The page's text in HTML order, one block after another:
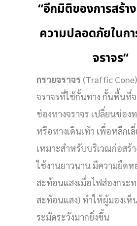
“อีกมิติของการสร้า
ความปลอดภัยในก
จราจร“
กรวยจราจร (Traffic
จราจรที่ใช้กั้นทาง กั้นพื้นที่
ช่องทางจราจร เปลี่ยนช่อง
หรือทางเดินเท้า เพื่อหลีกเ
เหมาะสำหรับบริเวณก่อสร้า
ใช้งานยาวนาน มีความยืดห
สะท้อนแสงเมื่อไฟส่องกระ
สะท้อนแสง) ทำให้ผู้มองเห็
ระมัดระวังมากยิ่งขึ้น